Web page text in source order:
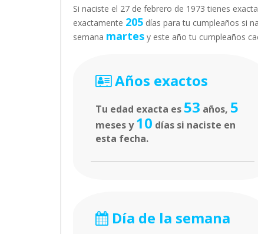
Si naciste el 27 de febrero de 1973 tienes
exactamente 205 días para tu cumpleaños si
semana martes y este año tu cumpleaños
Años exactos
Tu edad exacta es 53 años, 5
meses y10 días si naciste en
esta fecha.
Día de la semana